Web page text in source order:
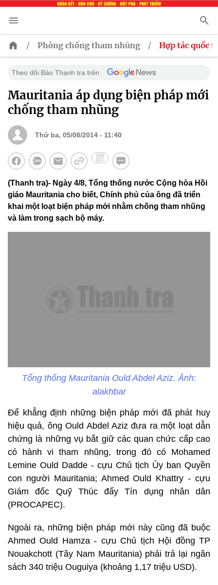
/ Phòng chống tham nhũng / Hợp tác quốc
Theo dõi Báo Thanh tra trên
Mauritania áp dụng biện pháp mới
chống tham nhũng
Thứ ba, 05/08/2014 - 11:40
(Thanh tra)- Ngày 4/8, Tổng thống nước Cộng hòa Hồi
giáo Mauritania cho biết, Chính phủ của ông đã triển
khai một loạt biện pháp mới nhằm chống tham nhũng
và làm trong sạch bộ máy.
Tổng thống Mauritania Ould Abdel Aziz. Ảnh:
alakhbar
Để khẳng định những biện pháp mới đã phát huy
hiệu quả, ông Ould Abdel Aziz đưa ra một loạt dẫn
chứng là những vụ bắt giữ các quan chức cấp cao
có hành vi tham nhũng, trong đó có Mohamed
Lemine Ould Dadde - cựu Chủ tịch Ủy ban Quyền
con người Mauritania; Ahmed Ould Khattry - cựu
Giám đốc Quỹ Thúc đẩy Tín dụng nhân dân
(PROCAPEC).
Ngoài ra, những biện pháp mới này cũng đã buộc
Ahmed Ould Hamza - cựu Chủ tịch Hội đồng TP
Nouakchott (Tây Nam Mauritania) phải trả lại ngân
sách 340 triệu Ouguiya (khoảng 1,17 triệu USD).